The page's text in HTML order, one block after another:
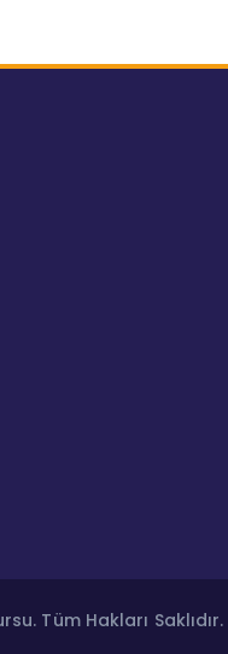
Tüm Hakları Saklıdır.